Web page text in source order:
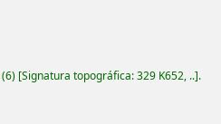
(6) Signatura topográfica:329 K652, .. .